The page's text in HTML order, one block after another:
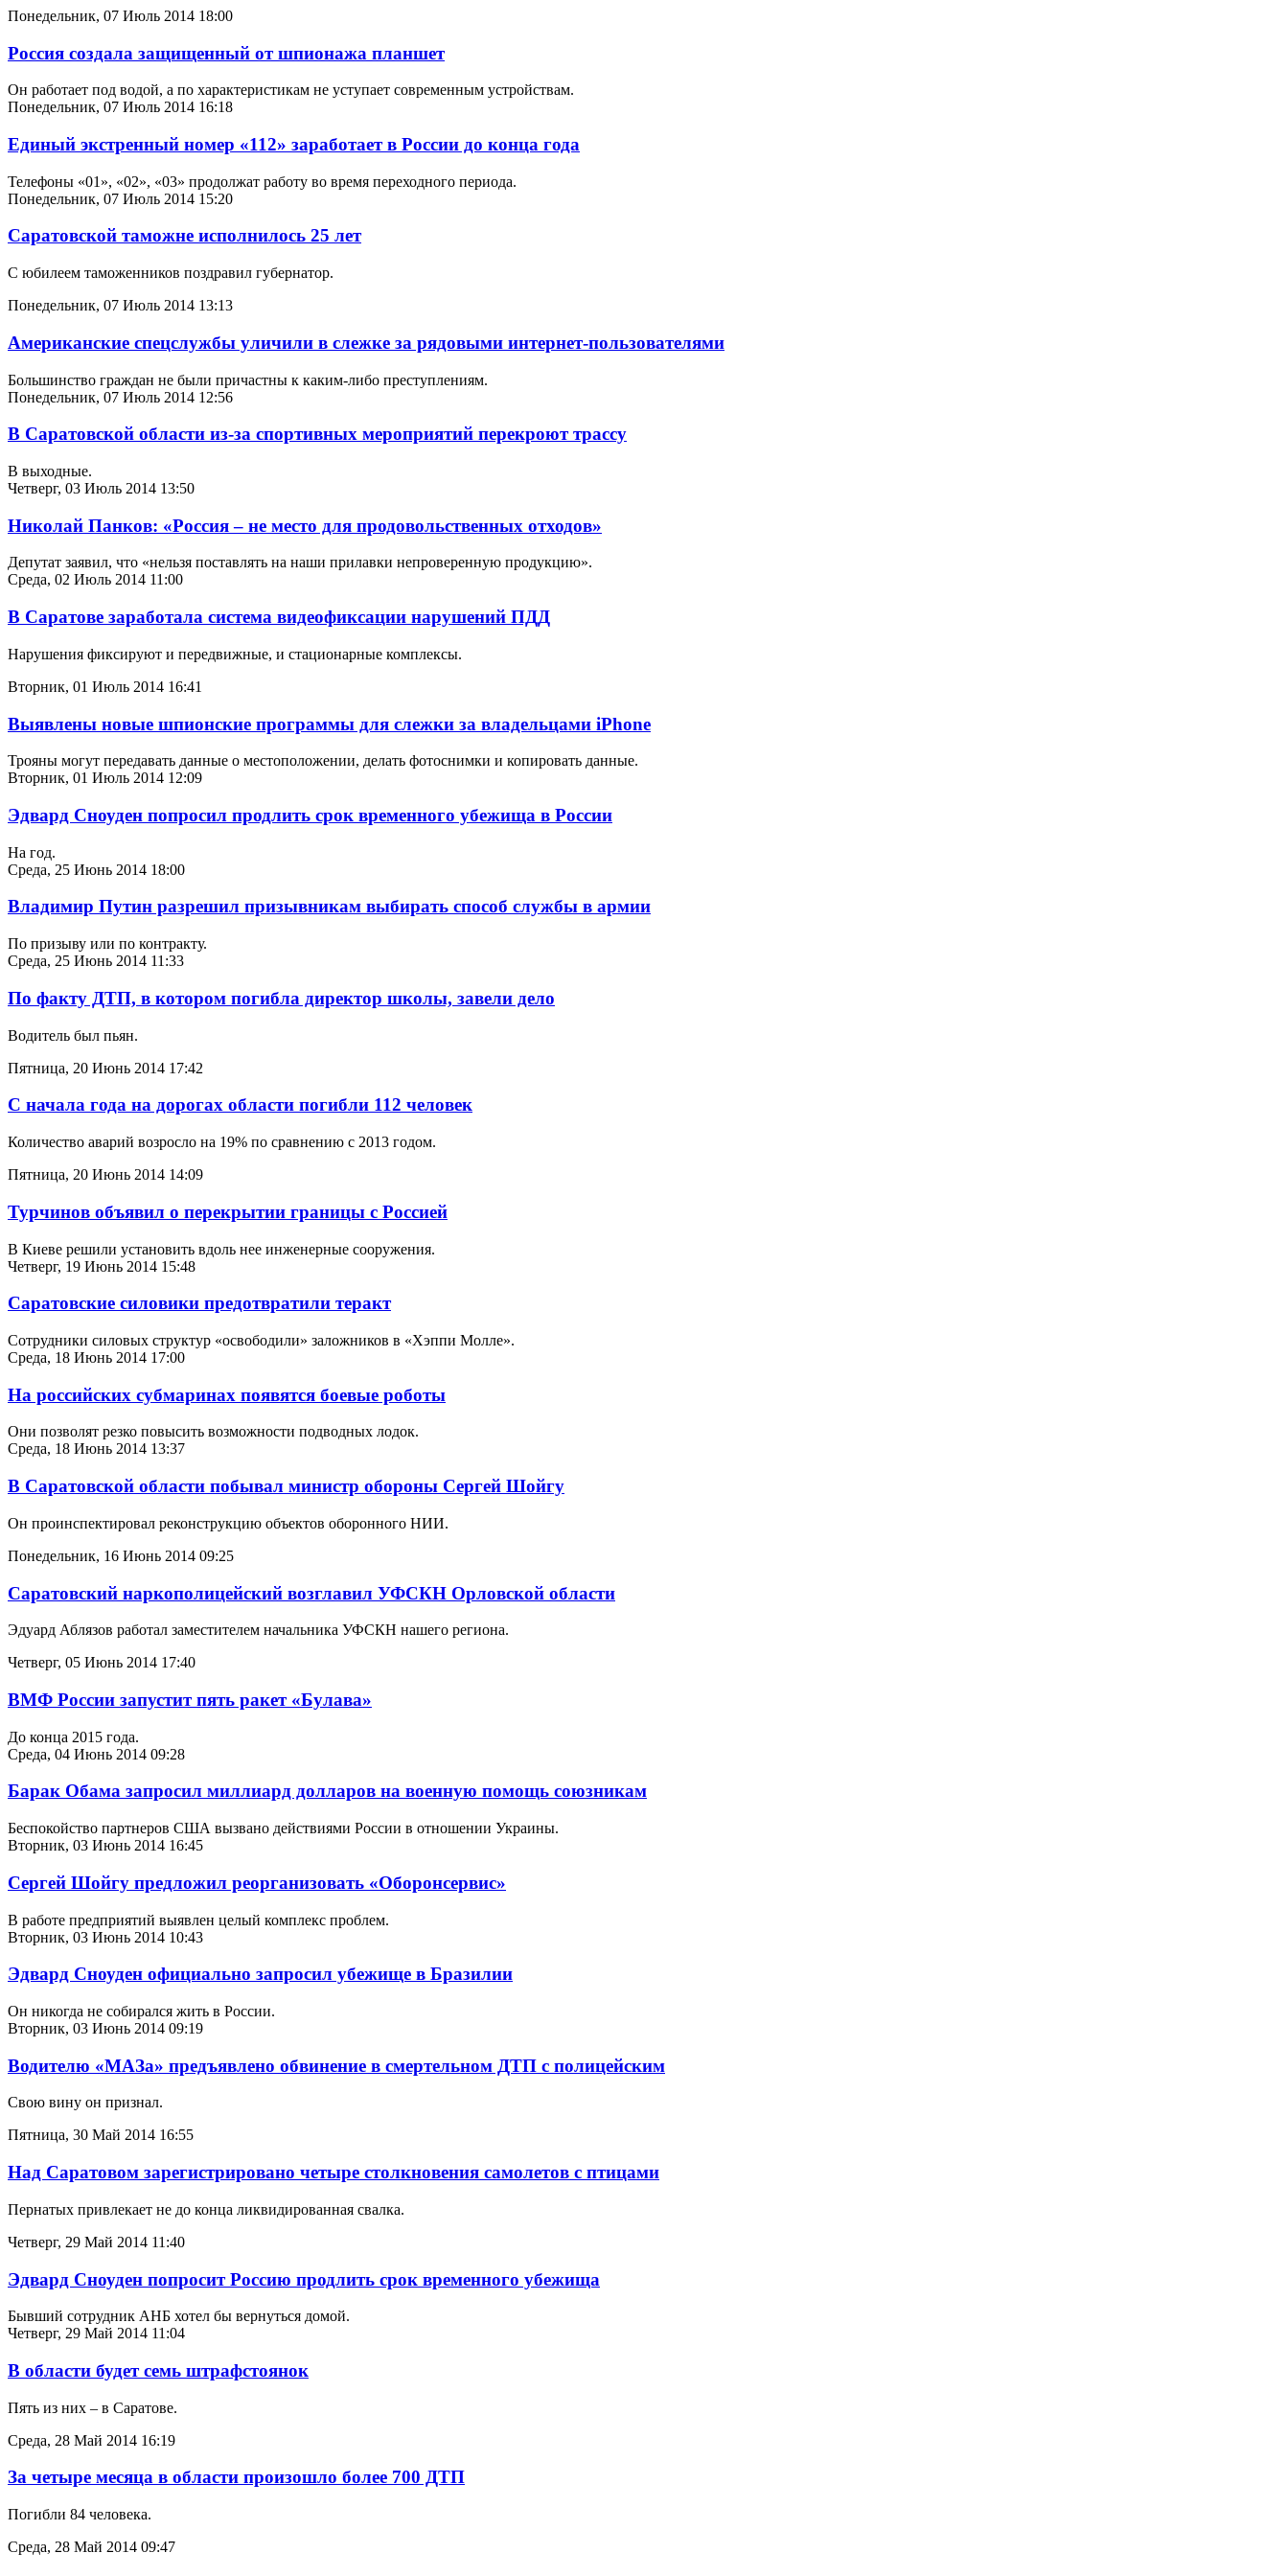
Понедельник, 07 Июль 2014 18:00
Россия создала защищенный от шпионажа планшет
Он работает под водой, а по характеристикам не уступает современным устройствам.
Понедельник, 07 Июль 2014 16:18
Единый экстренный номер «112» заработает в России до конца года
Телефоны «01», «02», «03» продолжат работу во время переходного периода.
Понедельник, 07 Июль 2014 15:20
Саратовской таможне исполнилось 25 лет
С юбилеем таможенников поздравил губернатор.
Понедельник, 07 Июль 2014 13:13
Американские спецслужбы уличили в слежке за рядовыми интернет-пользователями
Большинство граждан не были причастны к каким-либо преступлениям.
Понедельник, 07 Июль 2014 12:56
В Саратовской области из-за спортивных мероприятий перекроют трассу
В выходные.
Четверг, 03 Июль 2014 13:50
Николай Панков: «Россия – не место для продовольственных отходов»
Депутат заявил, что «нельзя поставлять на наши прилавки непроверенную продукцию».
Среда, 02 Июль 2014 11:00
В Саратове заработала система видеофиксации нарушений ПДД
Нарушения фиксируют и передвижные, и стационарные комплексы.
Вторник, 01 Июль 2014 16:41
Выявлены новые шпионские программы для слежки за владельцами iPhone
Трояны могут передавать данные о местоположении, делать фотоснимки и копировать данные.
Вторник, 01 Июль 2014 12:09
Эдвард Сноуден попросил продлить срок временного убежища в России
На год.
Среда, 25 Июнь 2014 18:00
Владимир Путин разрешил призывникам выбирать способ службы в армии
По призыву или по контракту.
Среда, 25 Июнь 2014 11:33
По факту ДТП, в котором погибла директор школы, завели дело
Водитель был пьян.
Пятница, 20 Июнь 2014 17:42
С начала года на дорогах области погибли 112 человек
Количество аварий возросло на 19% по сравнению с 2013 годом.
Пятница, 20 Июнь 2014 14:09
Турчинов объявил о перекрытии границы с Россией
В Киеве решили установить вдоль нее инженерные сооружения.
Четверг, 19 Июнь 2014 15:48
Саратовские силовики предотвратили теракт
Сотрудники силовых структур «освободили» заложников в «Хэппи Молле».
Среда, 18 Июнь 2014 17:00
На российских субмаринах появятся боевые роботы
Они позволят резко повысить возможности подводных лодок.
Среда, 18 Июнь 2014 13:37
В Саратовской области побывал министр обороны Сергей Шойгу
Он проинспектировал реконструкцию объектов оборонного НИИ.
Понедельник, 16 Июнь 2014 09:25
Саратовский наркополицейский возглавил УФСКН Орловской области
Эдуард Аблязов работал заместителем начальника УФСКН нашего региона.
Четверг, 05 Июнь 2014 17:40
ВМФ России запустит пять ракет «Булава»
До конца 2015 года.
Среда, 04 Июнь 2014 09:28
Барак Обама запросил миллиард долларов на военную помощь союзникам
Беспокойство партнеров США вызвано действиями России в отношении Украины.
Вторник, 03 Июнь 2014 16:45
Сергей Шойгу предложил реорганизовать «Оборонсервис»
В работе предприятий выявлен целый комплекс проблем.
Вторник, 03 Июнь 2014 10:43
Эдвард Сноуден официально запросил убежище в Бразилии
Он никогда не собирался жить в России.
Вторник, 03 Июнь 2014 09:19
Водителю «МАЗа» предъявлено обвинение в смертельном ДТП с полицейским
Свою вину он признал.
Пятница, 30 Май 2014 16:55
Над Саратовом зарегистрировано четыре столкновения самолетов с птицами
Пернатых привлекает не до конца ликвидированная свалка.
Четверг, 29 Май 2014 11:40
Эдвард Сноуден попросит Россию продлить срок временного убежища
Бывший сотрудник АНБ хотел бы вернуться домой.
Четверг, 29 Май 2014 11:04
В области будет семь штрафстоянок
Пять из них – в Саратове.
Среда, 28 Май 2014 16:19
За четыре месяца в области произошло более 700 ДТП
Погибли 84 человека.
Среда, 28 Май 2014 09:47